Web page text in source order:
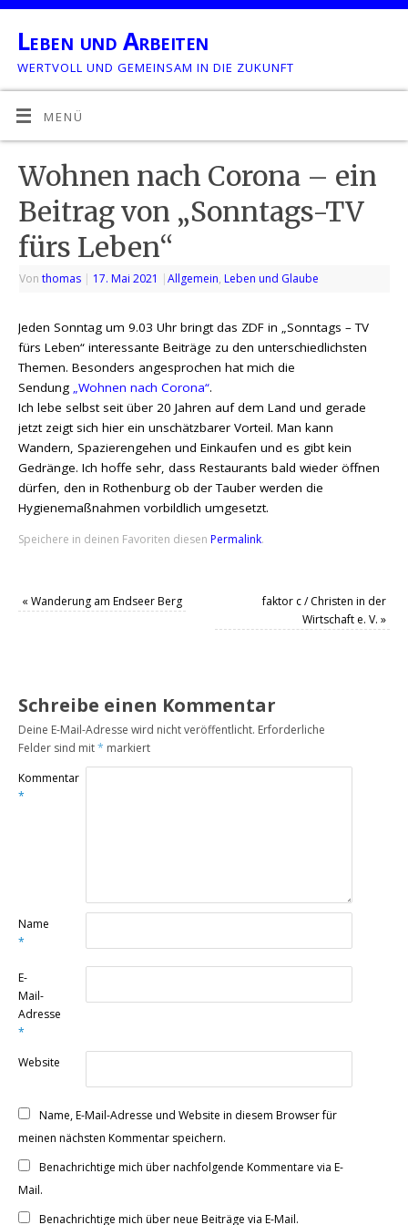
Leben und Arbeiten
WERTVOLL UND GEMEINSAM IN DIE ZUKUNFT
MENÜ
Wohnen nach Corona – ein
Beitrag von „Sonntags-TV
fürs Leben“
Vonthomas | 17. Mai 2021 |Allgemein,Leben und Glaube
Jeden Sonntag um 9.03 Uhr bringt das ZDF in „Sonntags – TV
fürs Leben“ interessante Beiträge zu den unterschiedlichsten
Themen. Besonders angesprochen hat mich die
Sendung „Wohnen nach Corona“.
Ich lebe selbst seit über 20 Jahren auf dem Land und gerade
jetzt zeigt sich hier ein unschätzbarer Vorteil. Man kann
Wandern, Spazierengehen und Einkaufen und es gibt kein
Gedränge. Ich hoffe sehr, dass Restaurants bald wieder öffnen
dürfen, den in Rothenburg ob der Tauber werden die
Hygienemaßnahmen vorbildlich umgesetzt.
Speichere in deinen Favoriten diesenPermalink.
« Wanderung am Endseer Berg
faktor c / Christen in der
Wirtschaft e. V. »
Schreibe einen Kommentar
Deine E-Mail-Adresse wird nicht veröffentlicht. Erforderliche
Felder sind mit* markiert
Kommentar
*
Name
*
E-
Mail-
Adresse
*
Website
Name, E-Mail-Adresse und Website in diesem Browser für
meinen nächsten Kommentar speichern.
Benachrichtige mich über nachfolgende Kommentare via E-
Mail.
Benachrichtige mich über neue Beiträge via E-Mail.